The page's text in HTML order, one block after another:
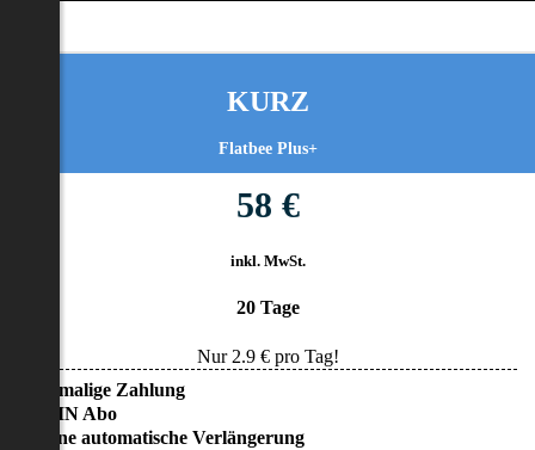
KURZ
Flatbee Plus+
58 €
inkl. MwSt.
20 Tage
Nur 2.9€ pro Tag!
• Einmalige Zahlung
• KEIN Abo
• Keine automatische Verlängerung